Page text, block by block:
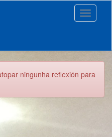
Toggle
ningunha reflexión para